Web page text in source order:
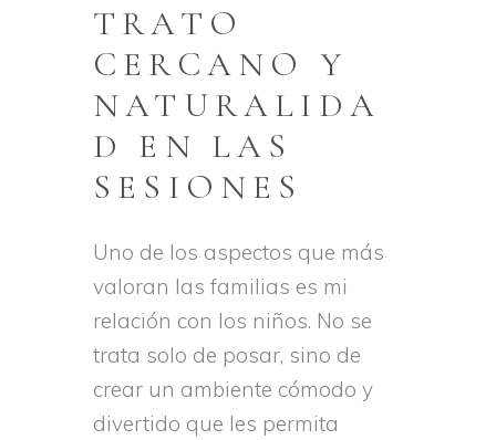
TRATO
CERCANO Y
NATURALIDA
D EN LAS
SESIONES
Uno de los aspectos que más
valoran las familias es mi
relación con los niños. No se
trata solo de posar, sino de
crear un ambiente cómodo y
divertido que les permita